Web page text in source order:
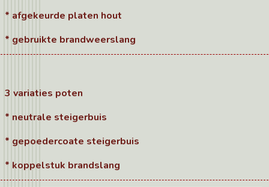
* afgekeurde platen hout
* gebruikte brandweerslang
3 variaties poten
* neutrale steigerbuis
* gepoedercoate steigerbuis
* koppelstuk brandslang